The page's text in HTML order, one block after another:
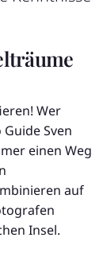
Wer
Sven
einen Weg
auf
Insel.